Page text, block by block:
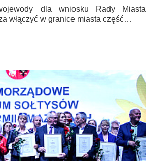
dla wniosku Rady Miasta
włączyć w granice miasta część…